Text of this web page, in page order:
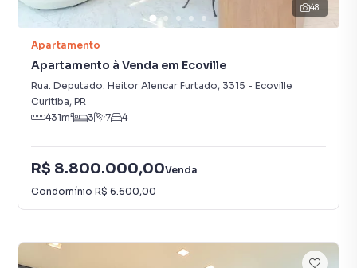
48
Apartamento
Apartamento à Venda em Ecoville
Rua. Deputado. Heitor Alencar Furtado, 3315 - Ecoville
Curitiba, PR
431m² 3 7 4
R$ 8.800.000,00Venda
Condomínio R$ 6.600,00